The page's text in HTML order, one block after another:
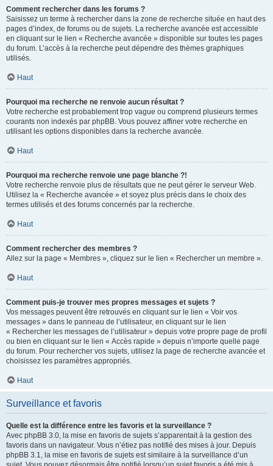
Comment rechercher dans les forums ?
Saisissez un terme à rechercher dans la zone de recherche située en haut des
pages d’index, de forums ou de sujets. La recherche avancée est accessible
en cliquant sur le lien « Recherche avancée » disponible sur toutes les pages
du forum. L’accès à la recherche peut dépendre des thèmes graphiques
utilisés.
Haut
Pourquoi ma recherche ne renvoie aucun résultat ?
Votre recherche est probablement trop vague ou comprend plusieurs termes
courants non indexés par phpBB. Vous pouvez affiner votre recherche en
utilisant les options disponibles dans la recherche avancée.
Haut
Pourquoi ma recherche renvoie une page blanche ?!
Votre recherche renvoie plus de résultats que ne peut gérer le serveur Web.
Utilisez la « Recherche avancée » et soyez plus précis dans le choix des
termes utilisés et des forums concernés par la recherche.
Haut
Comment rechercher des membres ?
Allez sur la page « Membres », cliquez sur le lien « Rechercher un membre ».
Haut
Comment puis-je trouver mes propres messages et sujets ?
Vos messages peuvent être retrouvés en cliquant sur le lien « Voir vos
messages » dans le panneau de l’utilisateur, en cliquant sur le lien
« Rechercher les messages de l’utilisateur » depuis votre propre page de profil
ou bien en cliquant sur le lien « Accès rapide » depuis n’importe quelle page
du forum. Pour rechercher vos sujets, utilisez la page de recherche avancée et
choisissez les paramètres appropriés.
Haut
Surveillance et favoris
Quelle est la différence entre les favoris et la surveillance ?
Avec phpBB 3.0, la mise en favoris de sujets s’apparentait à la gestion des
favoris dans un navigateur. Vous n’étiez pas notifié des mises à jour. Depuis
phpBB 3.1, la mise en favoris de sujets est similaire à la surveillance d’un